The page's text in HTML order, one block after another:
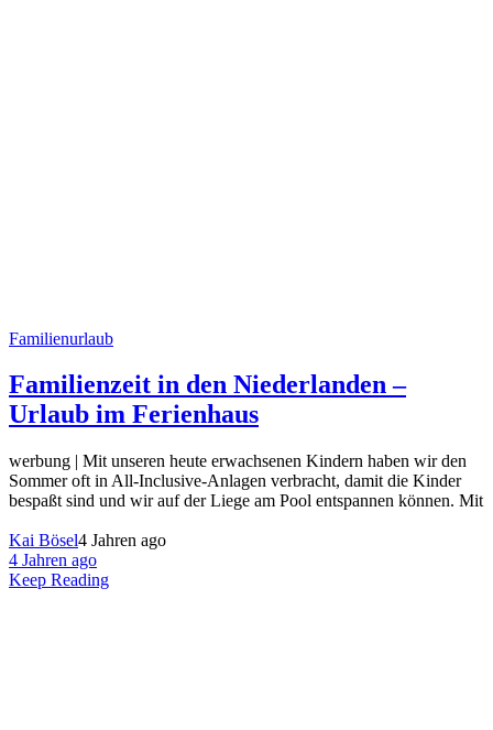
Familienurlaub
Familienzeit in den Niederlanden –
Urlaub im Ferienhaus
werbung | Mit unseren heute erwachsenen Kindern haben wir den
Sommer oft in All-Inclusive-Anlagen verbracht, damit die Kinder
bespaßt sind und wir auf der Liege am Pool entspannen können. Mit
Kai Bösel4 Jahren ago
4 Jahren ago
Keep Reading